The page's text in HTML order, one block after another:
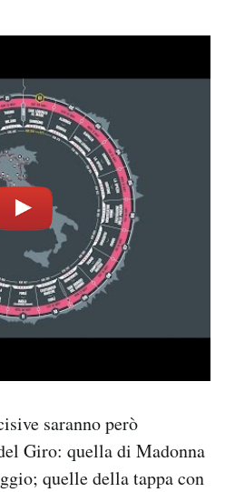
saranno però
Giro: quella di Madonna
quelle della tappa con